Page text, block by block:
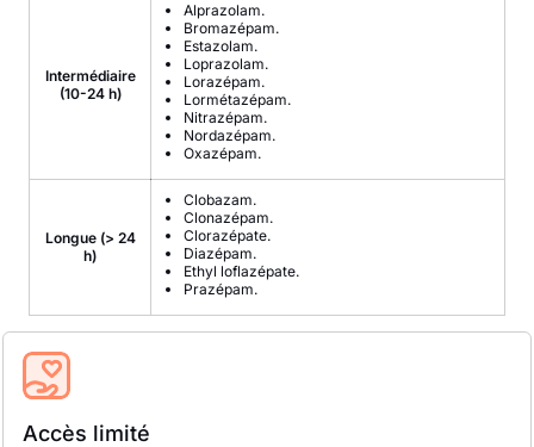
Intermédiaire
(10-24 h)
Alprazolam.
Bromazépam.
Estazolam.
Loprazolam.
Lorazépam.
Lormétazépam.
Nitrazépam.
Nordazépam.
Oxazépam.
Longue (> 24
h)
Clobazam.
Clonazépam.
Clorazépate.
Diazépam.
Ethyl loflazépate.
Prazépam.
Accès limité